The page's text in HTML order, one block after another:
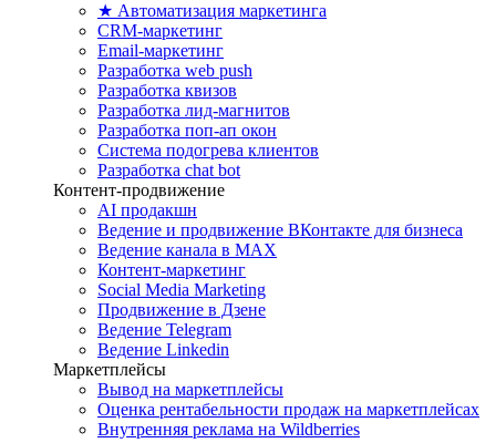
★ Автоматизация маркетинга
CRM-маркетинг
Email-маркетинг
Разработка web push
Разработка квизов
Разработка лид-магнитов
Разработка поп-ап окон
Система подогрева клиентов
Разработка chat bot
Контент-продвижение
AI продакшн
Ведение и продвижение ВКонтакте для бизнеса
Ведение канала в MAX
Контент-маркетинг
Social Media Marketing
Продвижение в Дзене
Ведение Telegram
Ведение Linkedin
Маркетплейсы
Вывод на маркетплейсы
Оценка рентабельности продаж на маркетплейсах
Внутренняя реклама на Wildberries